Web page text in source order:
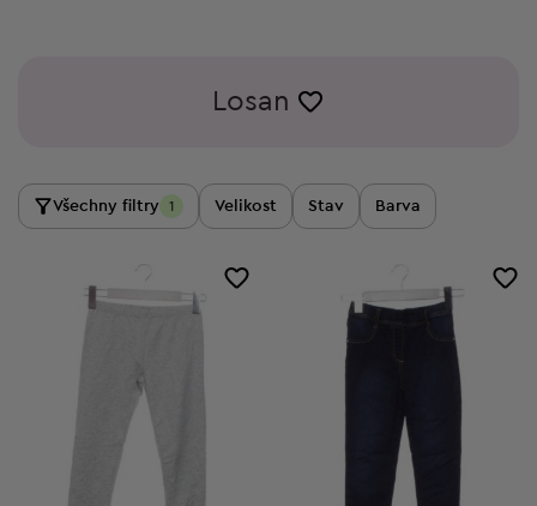
Losan
Všechny filtry 1 Velikost Stav Barva